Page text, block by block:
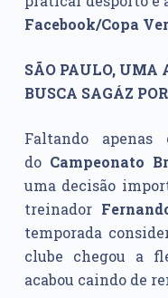
Facebook/Copa
SÃO PAULO, UMA
BUSCA SAGÁZ
Faltando
do Campeonato
uma decisão
treinador
temporada
clube chegou a
acabou caindo de